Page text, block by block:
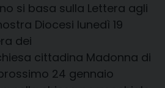
si basa sulla Lettera agli
Diocesi lunedì 19
dei
cittadina Madonna di
24 gennaio